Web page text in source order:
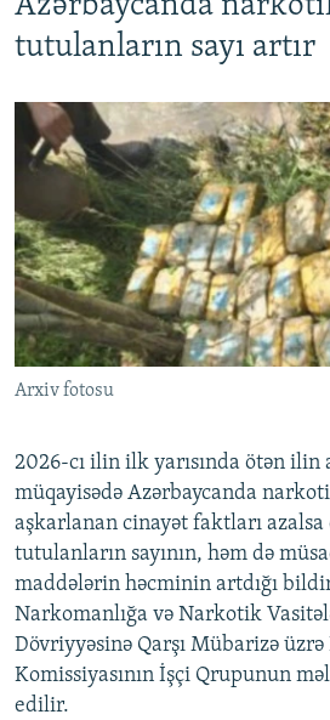
Azərbaycanda
tutulanların sayı artır
Arxiv fotosu
2026-cı ilin ilk yarısında ötən
müqayisədə Azərbaycanda
aşkarlanan cinayət faktları azalsa
tutulanların sayının, həm də
maddələrin həcminin artdığı
Narkomanlığa və Narkotik
Dövriyyəsinə Qarşı Mübarizə üzrə
Komissiyasının İşçi Qrupunun
edilir.